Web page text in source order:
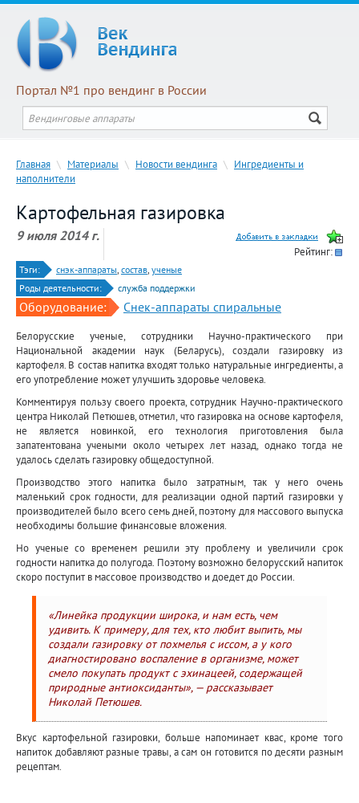
Портал №1 про вендинг в России
Главная \ Материалы \ Новости вендинга \ Ингредиенты и
наполнители
Картофельная газировка
9 июля 2014 г.
Рейтинг:
Тэги: снэк-аппараты, состав, ученые
Роды деятельности:
служба поддержки
Оборудование: Снек-аппараты спиральные
Белорусские ученые, сотрудники Научно-практического при
Национальной академии наук (Беларусь), создали газировку из
картофеля. В состав напитка входят только натуральные ингредиенты, а
его употребление может улучшить здоровье человека.
Комментируя пользу своего проекта, сотрудник Научно-практического
центра Николай Петюшев, отметил, что газировка на основе картофеля,
не является новинкой, его технология приготовления была
запатентована учеными около четырех лет назад, однако тогда не
удалось сделать газировку общедоступной.
Производство этого напитка было затратным, так у него очень
маленький срок годности, для реализации одной партий газировки у
производителей было всего семь дней, поэтому для массового выпуска
необходимы большие финансовые вложения.
Но ученые со временем решили эту проблему и увеличили срок
годности напитка до полугода. Поэтому возможно белорусский напиток
скоро поступит в массовое производство и доедет до России.
«Линейка продукции широка, и нам есть, чем
удивить. К примеру, для тех, кто любит выпить, мы
создали газировку от похмелья с иссом, а у кого
диагностировано воспаление в организме, может
смело покупать продукт с эхинацеей, содержащей
природные антиоксиданты», — рассказывает
Николай Петюшев.
Вкус картофельной газировки, больше напоминает квас, кроме того
напиток добавляют разные травы, а сам он готовится по десяти разным
рецептам.